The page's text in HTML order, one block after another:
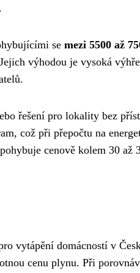
se mezi 5500 až
výhodou je vysoká
řešení pro lokality bez
což při přepočtu na
cenově kolem 30 až
vytápění domácností v
cenu plynu. Při